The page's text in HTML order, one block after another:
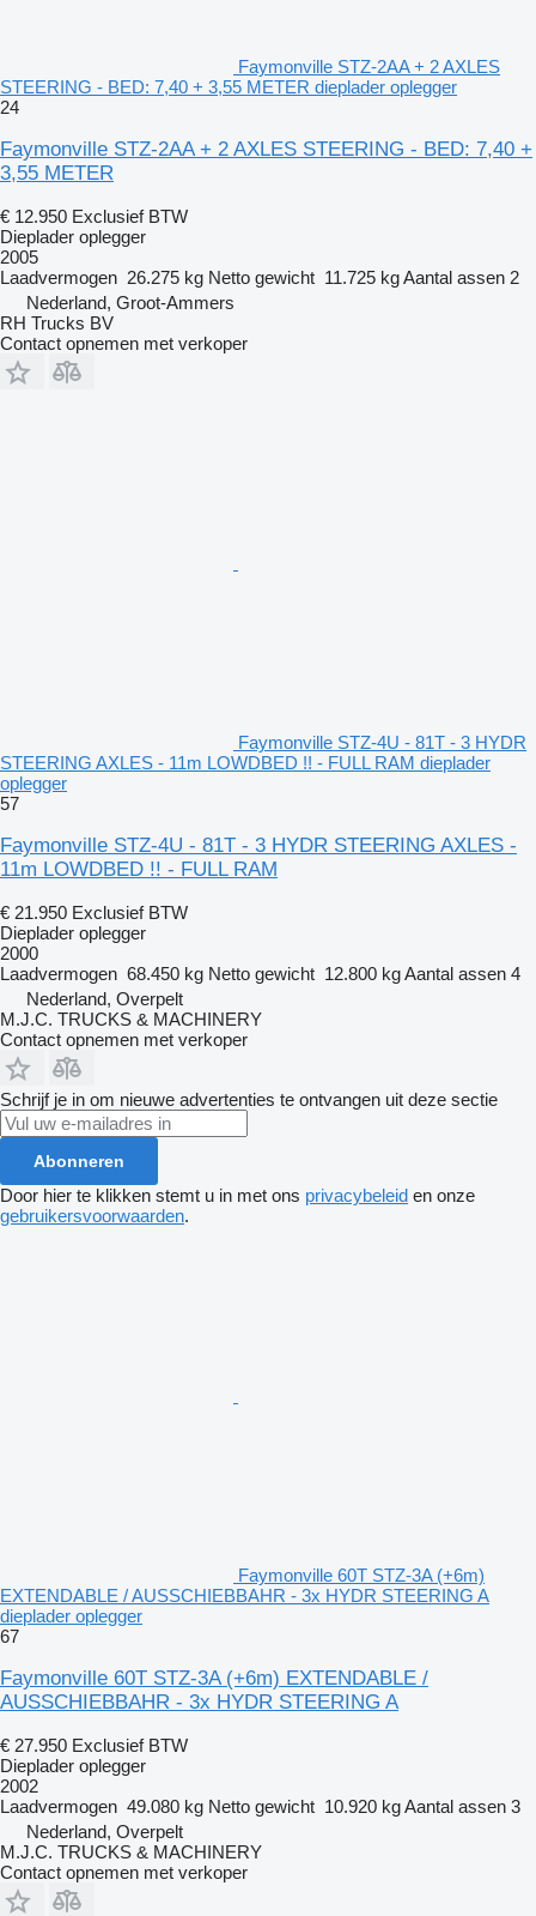
Faymonville STZ-2AA + 2 AXLES
STEERING - BED: 7,40 + 3,55 METER dieplader oplegger
24
Faymonville STZ-2AA + 2 AXLES STEERING - BED: 7,40 +
3,55 METER
€ 12.950 Exclusief BTW
Dieplader oplegger
2005
Laadvermogen 26.275 kg Netto gewicht 11.725 kgAantal assen 2
Nederland, Groot-Ammers
RH Trucks BV
Contact opnemen met verkoper
Faymonville STZ-4U - 81T - 3 HYDR
STEERING AXLES - 11m LOWDBED !! - FULL RAM dieplader
oplegger
57
Faymonville STZ-4U - 81T - 3 HYDR STEERING AXLES -
11m LOWDBED !! - FULL RAM
€ 21.950 Exclusief BTW
Dieplader oplegger
2000
Laadvermogen 68.450 kg Netto gewicht 12.800 kgAantal assen 4
Nederland, Overpelt
M.J.C. TRUCKS & MACHINERY
Contact opnemen met verkoper
Schrijf je in om nieuwe advertenties te ontvangen uit deze sectie
Abonneren
Door hier te klikken stemt u in met ons privacybeleid en onze
gebruikersvoorwaarden.
Faymonville 60T STZ-3A (+6m)
EXTENDABLE / AUSSCHIEBBAHR - 3x HYDR STEERING A
dieplader oplegger
67
Faymonville 60T STZ-3A (+6m) EXTENDABLE /
AUSSCHIEBBAHR - 3x HYDR STEERING A
€ 27.950 Exclusief BTW
Dieplader oplegger
2002
Laadvermogen 49.080 kg Netto gewicht 10.920 kgAantal assen 3
Nederland, Overpelt
M.J.C. TRUCKS & MACHINERY
Contact opnemen met verkoper